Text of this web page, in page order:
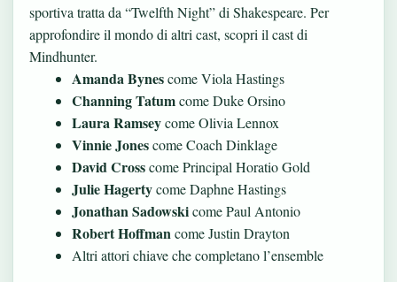
sportiva tratta da “Twelfth Night” di Shakespeare. Per
approfondire il mondo di altri cast, scopri il cast di
Mindhunter.
Amanda Bynescome Viola Hastings
Channing Tatumcome Duke Orsino
Laura Ramseycome Olivia Lennox
Vinnie Jonescome Coach Dinklage
David Crosscome Principal Horatio Gold
Julie Hagertycome Daphne Hastings
Jonathan Sadowskicome Paul Antonio
Robert Hoffmancome Justin Drayton
Altri attori chiave che completano l’ensemble